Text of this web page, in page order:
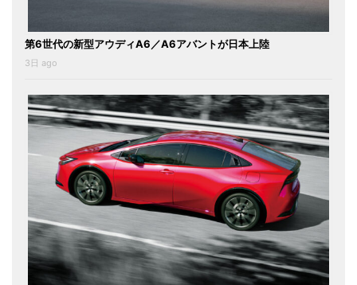
第6世代の新型アウディA6／A6アバントが日本上陸
3日 ago